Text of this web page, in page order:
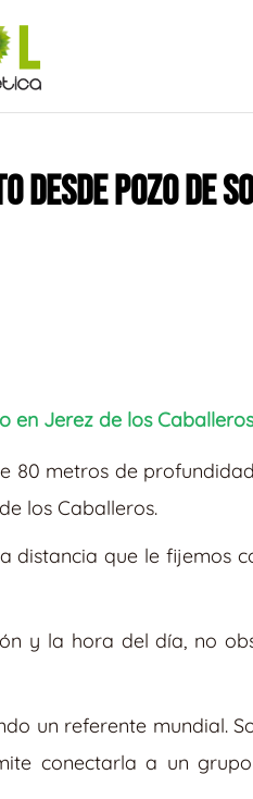
POZO DE
en Jerez de los
80 metros de
los Caballeros.
que le fijemos
y la hora del día, no
un referente mundial.
conectarla a un